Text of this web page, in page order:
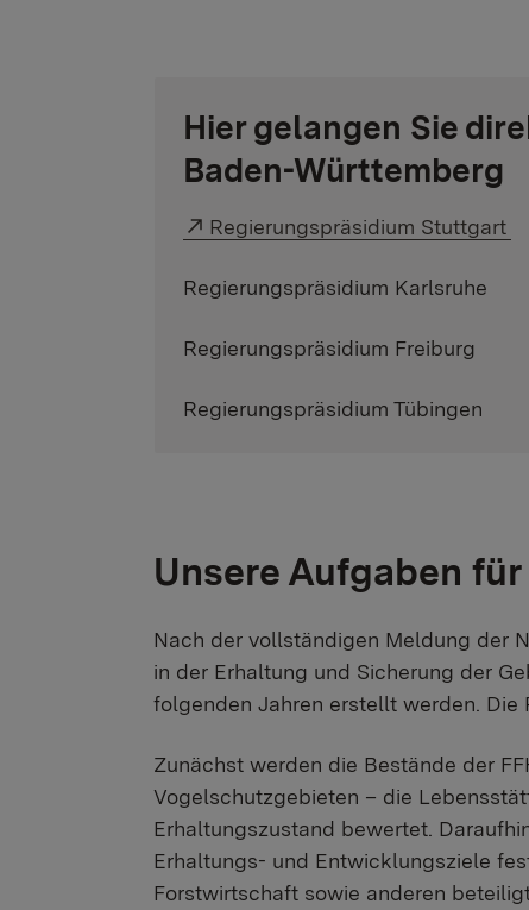
Hier gelangen Sie
Baden-Württemberg
Externer Link:
Regierungspräsidium Stuttgart
Regierungspräsidium Karlsruhe
Regierungspräsidium Freiburg
Regierungspräsidium Tübingen
Unsere Aufgaben
Nach der vollständigen Meldung der
in der Erhaltung und Sicherung der
folgenden Jahren erstellt werden.
Zunächst werden die Bestände der
Vogelschutzgebieten – die
Erhaltungszustand bewertet.
Erhaltungs- und Entwicklungsziele
Forstwirtschaft sowie anderen